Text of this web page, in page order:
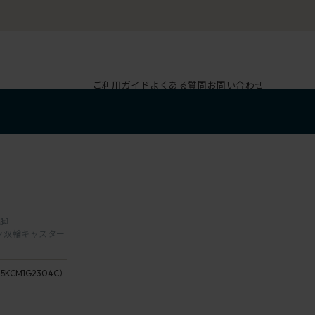
ご利用ガイド よくある質問お問い合わせ
23 /
輪キャスター
）